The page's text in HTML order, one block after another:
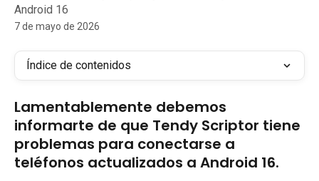
Android 16
7 de mayo de 2026
Índice de contenidos
Lamentablemente debemos
informarte de que Tendy Scriptor tiene
problemas para conectarse a
teléfonos actualizados a Android 16.